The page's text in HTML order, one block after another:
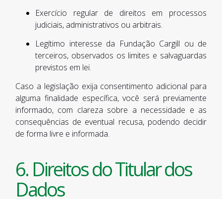
Exercício regular de direitos em processos
judiciais, administrativos ou arbitrais.
Legítimo interesse da Fundação Cargill ou de
terceiros, observados os limites e salvaguardas
previstos em lei.
Caso a legislação exija consentimento adicional para
alguma finalidade específica, você será previamente
informado, com clareza sobre a necessidade e as
consequências de eventual recusa, podendo decidir
de forma livre e informada.
6. Direitos do Titular dos
Dados